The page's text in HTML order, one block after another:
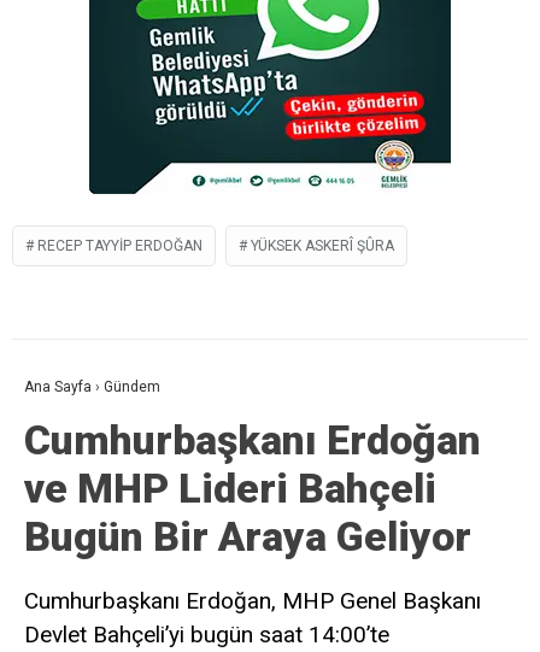
RECEP TAYYIP ERDOĞAN YÜKSEK ASKERÎ ŞÛRA
Ana Sayfa › Gündem
Cumhurbaşkanı Erdoğan
ve MHP Lideri Bahçeli
Bugün Bir Araya Geliyor
Cumhurbaşkanı Erdoğan, MHP Genel Başkanı
Devlet Bahçeli’yi bugün saat 14:00’te